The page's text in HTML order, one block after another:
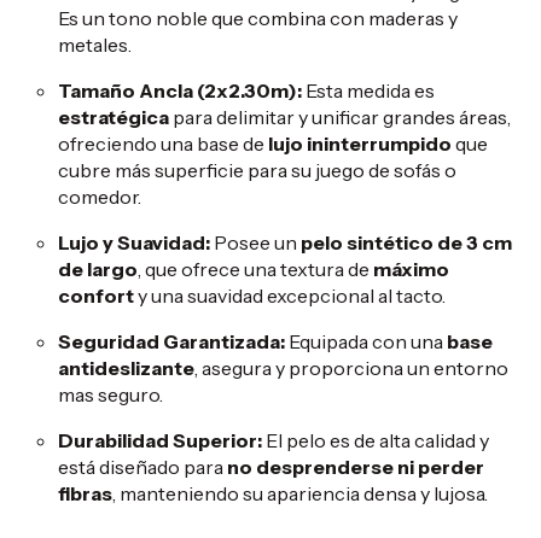
Es un tono noble que combina con maderas y
metales.
Tamaño Ancla (2x2.30m): Esta medida es
estratégica para delimitar y unificar grandes áreas,
ofreciendo una base de lujo ininterrumpido que
cubre más superficie para su juego de sofás o
comedor.
Lujo y Suavidad: Posee un pelo sintético de 3 cm
de largo, que ofrece una textura de máximo
conforty una suavidad excepcional al tacto.
Seguridad Garantizada: Equipada con una base
antideslizante, asegura y proporciona un entorno
mas seguro.
Durabilidad Superior: El pelo es de alta calidad y
está diseñado para no desprenderse ni perder
fibras, manteniendo su apariencia densa y lujosa.